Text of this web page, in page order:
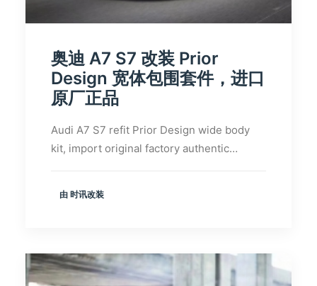
奥迪 A7 S7 改装 Prior
Design 宽体包围套件，进口
原厂正品
Audi A7 S7 refit Prior Design wide body
kit, import original factory authentic…
由 时讯改装